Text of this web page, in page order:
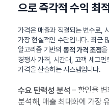
으로 즉각적 수익 최
가격은 매출과 직결되는 변수로,
가장 현실적인 수단입니다. 최근
알고리즘 기반의동적 가격 조정
경쟁사 가격, 시간대, 고객 세그
가격을 산출하는 시스템입니다.
수요 탄력성 분석 – 할인율 변
분석해, 매출 최대화에 가장